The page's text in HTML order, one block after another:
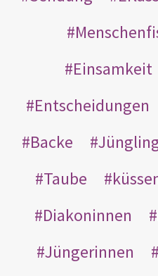
Einsamkeit
Entscheidungen
Backe
Taube
Diakoninnen
Jüngerinnen